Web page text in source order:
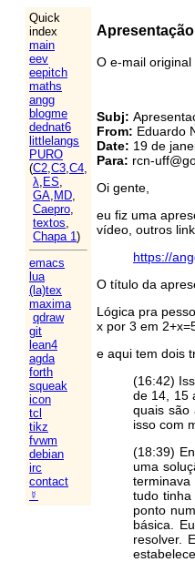
Quick
index
main
eev
eepitch
maths
angg
blogme
dednat6
littlelangs
PURO
(C2,C3,C4,
λ, ES,
GA, MD,
Caepro,
textos,
Chapa 1)
emacs
lua
(la)tex
maxima
qdraw
git
lean4
agda
forth
squeak
icon
tcl
tikz
fvwm
debian
irc
contact
☿
O e-mail original
Subj:
From: Eduardo
Date: 19 de
Para: rcn-
Oi gente,
eu fiz uma
vídeo, outros
https://
O título da
Lógica pra
x por 3 em
e aqui tem dois
(16:42)
de 14, 15
quais são
isso com
(18:39)
uma
tudo
ponto
básica.
resolver.